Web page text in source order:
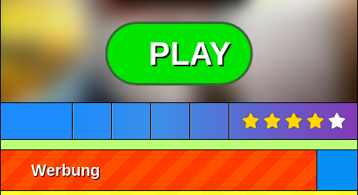
PLAY
Werbung